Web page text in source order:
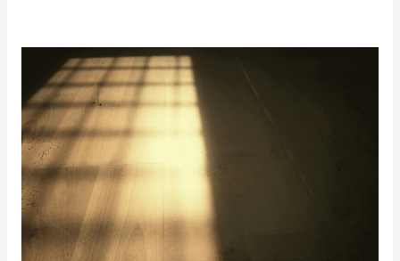
arbeite
nicht
allein